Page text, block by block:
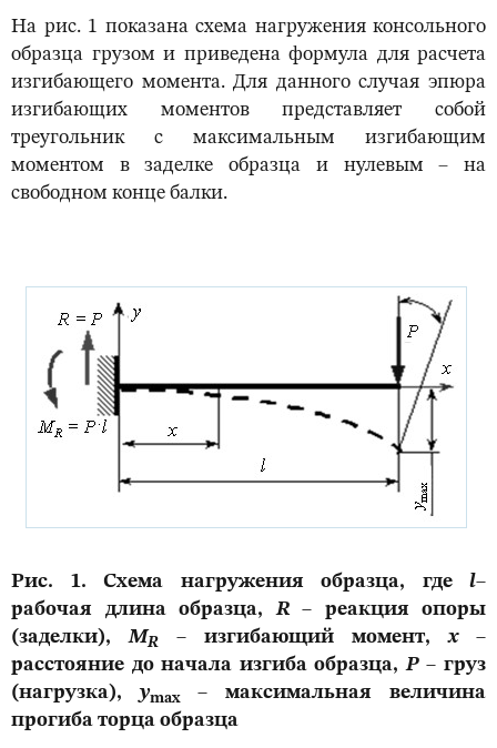
На рис. 1 показана схема нагружения консольного
образца грузом и приведена формула для расчета
изгибающего момента. Для данного случая эпюра
изгибающих моментов представляет собой
треугольник с максимальным изгибающим
моментом в заделке образца и нулевым – на
свободном конце балки.
Рис. 1. Схема нагружения образца, где l–
рабочая длина образца,R– реакция опоры
(заделки),MR – изгибающий момент,x–
расстояние до начала изгиба образца,P– груз
(нагрузка),ymax– максимальная величина
прогиба торца образца